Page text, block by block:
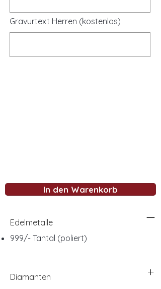
Gravurtext Herren (kostenlos)
In den Warenkorb
Edelmetalle
999/- Tantal (poliert)
Diamanten